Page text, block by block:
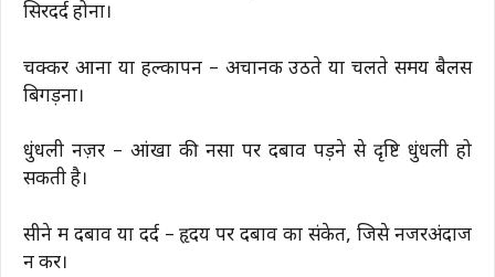
सिरदर्द होना।
चक्कर आना या हल्कापन – अचानक उठते या चलते समय बैलेंस
बिगड़ना।
धुंधली नज़र – आंखों की नसों पर दबाव पड़ने से दृष्टि धुंधली हो
सकती है।
सीने में दबाव या दर्द – हृदय पर दबाव का संकेत, जिसे नजरअंदाज
न करें।